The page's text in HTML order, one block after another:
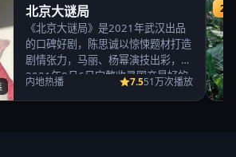
北京大谜局
《北京大谜局》是2021年武汉出品
的口碑好剧，陈思诚以惊悚题材打造
剧情张力，马丽、杨幂演技出彩，
2021年8月6日完整收录国产最好的
内地热播 7.551万次播放
2